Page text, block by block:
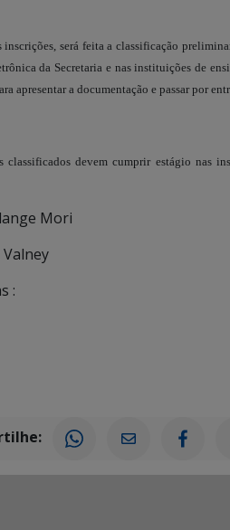
inscrições, será feita a classificação
da Secretaria e nas instituições de
apresentar a documentação e passar por
classificados devem cumprir estágio nas
Mori
: